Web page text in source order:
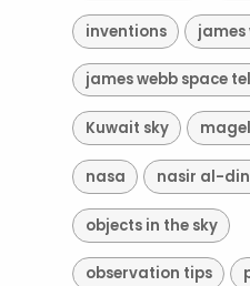
inventions james
james webb space
Kuwait sky
nasa nasir al-
objects in the sky
observation tips